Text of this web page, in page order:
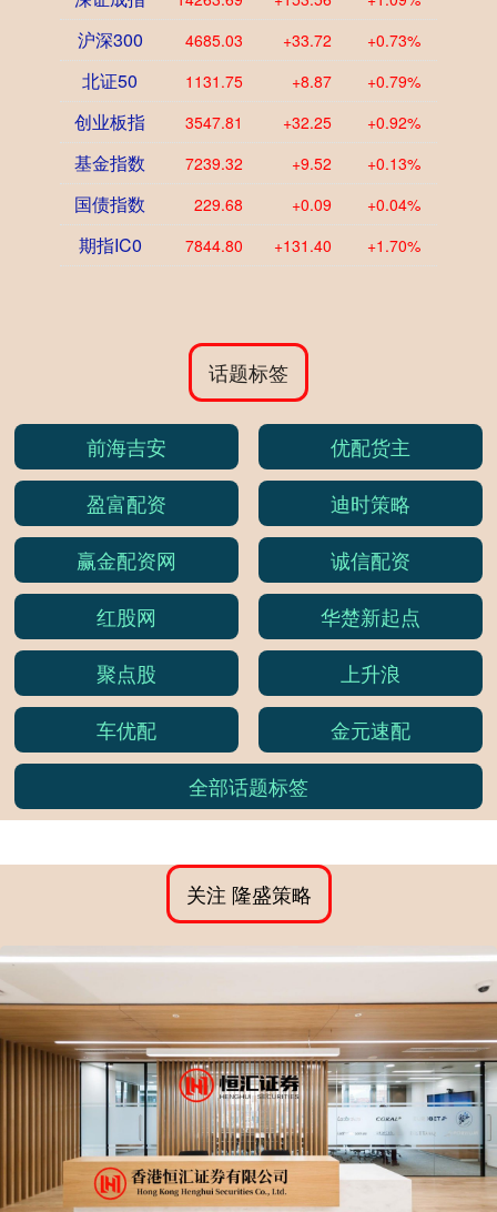
沪深300 4685.03 +33.72 +0.73%
北证50 1131.75 +8.87 +0.79%
创业板指 3547.81 +32.25 +0.92%
基金指数 7239.32 +9.52 +0.13%
国债指数 229.68 +0.09 +0.04%
期指IC0 7844.80 +131.40 +1.70%
话题标签
前海吉安
优配货主
盈富配资
迪时策略
赢金配资网
诚信配资
红股网
华楚新起点
聚点股
上升浪
车优配
金元速配
全部话题标签
关注 隆盛策略